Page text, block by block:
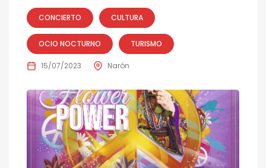
CONCIERTO CULTURA
OCIO NOCTURNO TURISMO
15/07/2023 Narón